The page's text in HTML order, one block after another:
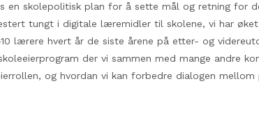
en skolepolitisk plan for å sette mål og retning for
tungt i digitale læremidler til skolene, vi har
lærere hvert år de siste årene på etter- og
der vi sammen med mange andre
og hvordan vi kan forbedre dialogen